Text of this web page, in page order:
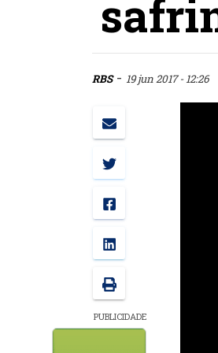
RBS- 19 jun 2017 - 12:26
PUBLICIDADE